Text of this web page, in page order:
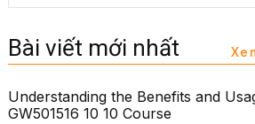
Bài viết mới nhất
Understanding the Benefits and
GW501516 10 10 Course